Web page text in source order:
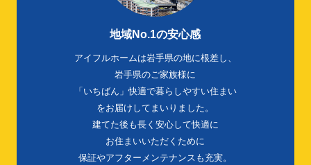
地域No.1の安心感
アイフルホームは岩手県の地に根差し、
岩手県のご家族様に
「いちばん」快適で暮らしやすい住まい
をお届けしてまいりました。
建てた後も長く安心して快適に
お住まいいただくために
保証やアフターメンテナンスも充実。